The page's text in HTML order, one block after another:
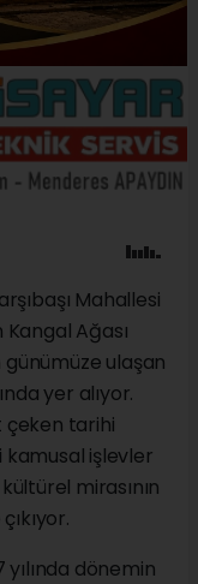
Mahallesi
Ağası
günümüze ulaşan
yer alıyor.
çeken tarihi
kamusal işlevler
mirasının
dönemin